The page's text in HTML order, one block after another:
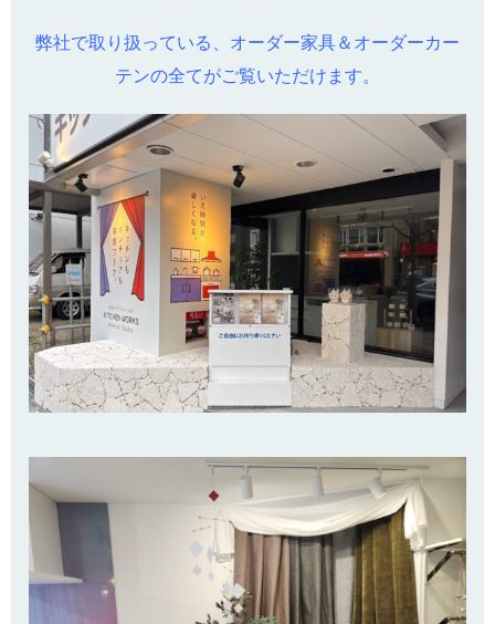
弊社で取り扱っている、オーダー家具＆オーダーカー
テンの全てがご覧いただけます。